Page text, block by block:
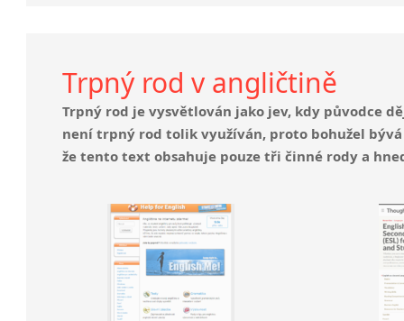
Trpný rod v angličtině
Trpný rod je vysvětlován jako jev, kdy původce
není trpný rod tolik využíván, proto bohužel
že tento text obsahuje pouze tři činné rody a